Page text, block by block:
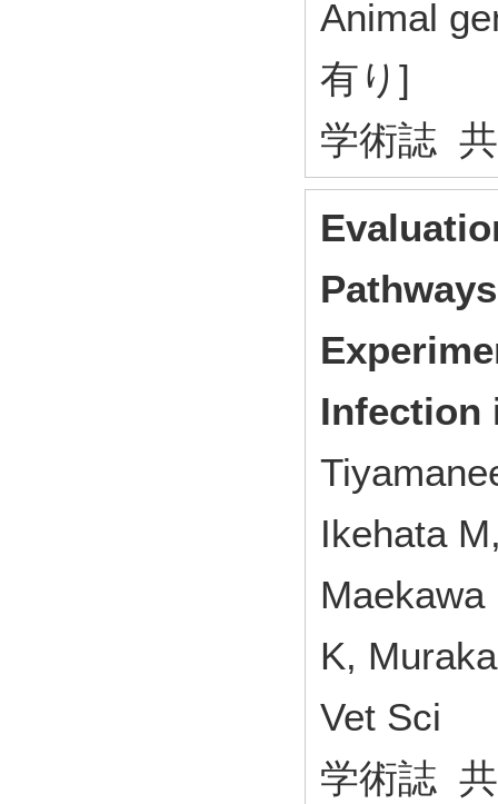
Animal
有り]
学術誌
Infection
Ikehata
Maekawa
K,
Vet Sci
学術誌